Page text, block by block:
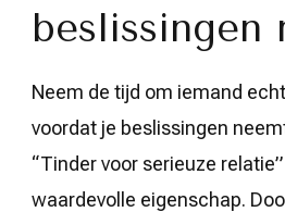
beslissingen
Neem de tijd om iemand
voordat je beslissingen
“Tinder voor serieuze
waardevolle eigenschap.